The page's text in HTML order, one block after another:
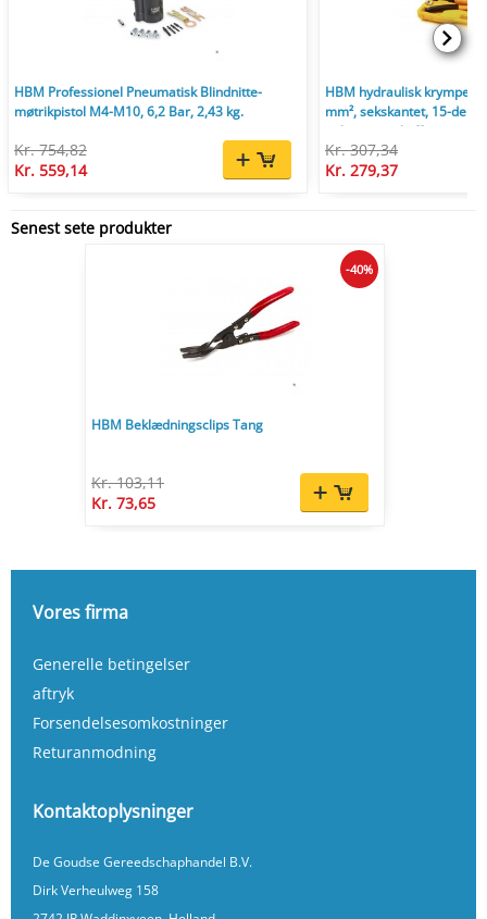
HBM Professionel Pneumatisk Blindnitte-
møtrikpistol M4-M10, 6,2 Bar, 2,43 kg.
Kr. 754,82
Kr. 559,14
HBM hydraulisk
mm², sekskantet, 15-delt,
opbevaringskuffert.
Kr. 307,34
Kr. 279,37
Senest sete produkter
HBM Beklædningsclips Tang
Kr. 103,11
Kr. 73,65
-40%
Vores firma
Generelle betingelser
aftryk
Forsendelsesomkostninger
Returanmodning
Kontaktoplysninger
De Goudse Gereedschaphandel B.V.
Dirk Verheulweg 158